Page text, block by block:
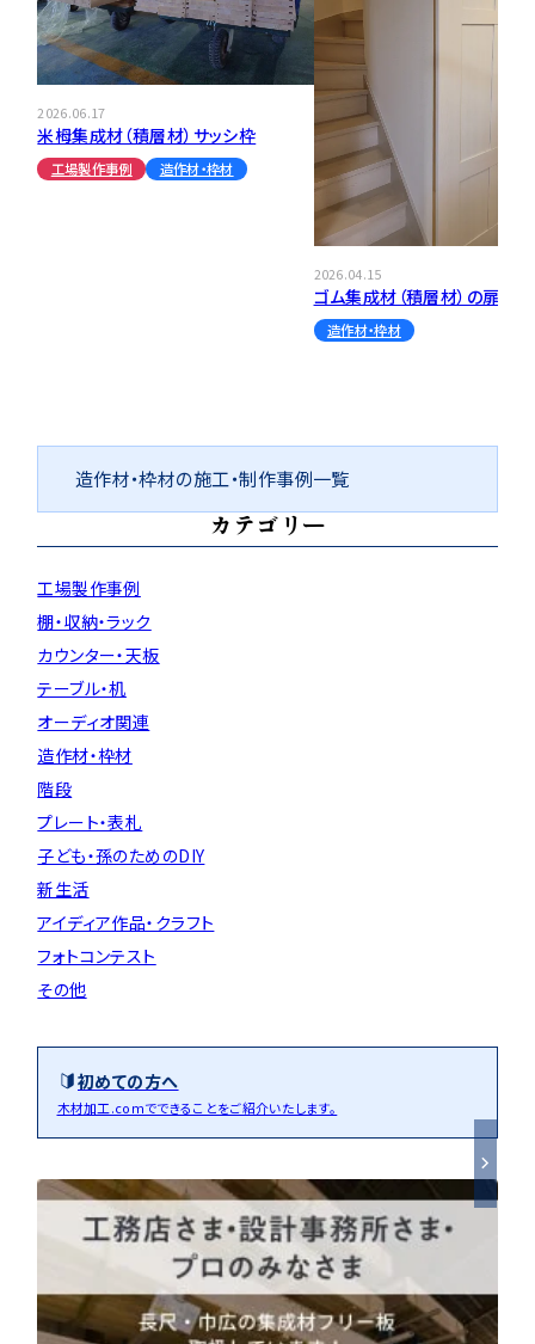
2026.06.17
米栂集成材（積層材）サッシ枠
工場製作事例 造作材・枠材
2026.04.15
ゴム集成材（積層材）の扉の
造作材・枠材
造作材・枠材の施工・制作事例一覧
カテゴリー
工場製作事例
棚・収納・ラック
カウンター・天板
テーブル・机
オーディオ関連
造作材・枠材
階段
プレート・表札
子ども・孫のためのDIY
新生活
アイディア作品・クラフト
フォトコンテスト
その他
初めての方へ
木材加工.comでできることをご紹介いたします。